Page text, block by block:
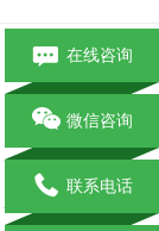
在线咨询
微信咨询
联系电话